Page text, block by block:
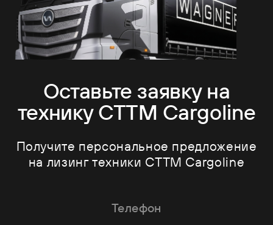
Оставьте заявку на
технику CTTM Cargoline
Получите персональное предложение
на лизинг техники CTTM Cargoline
Телефон